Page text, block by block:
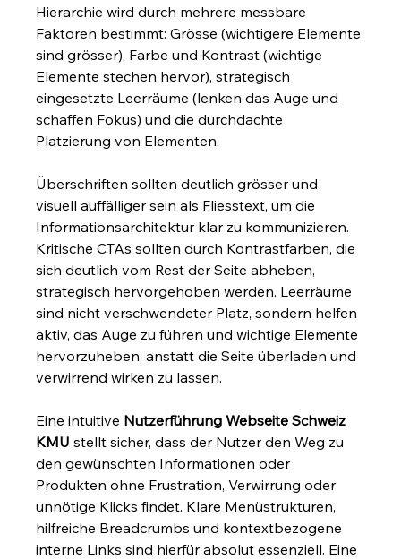
Hierarchie wird durch mehrere messbare
Faktoren bestimmt: Grösse (wichtigere Elemente
sind grösser), Farbe und Kontrast (wichtige
Elemente stechen hervor), strategisch
eingesetzte Leerräume (lenken das Auge und
schaffen Fokus) und die durchdachte
Platzierung von Elementen.
Überschriften sollten deutlich grösser und
visuell auffälliger sein als Fliesstext, um die
Informationsarchitektur klar zu kommunizieren.
Kritische CTAs sollten durch Kontrastfarben, die
sich deutlich vom Rest der Seite abheben,
strategisch hervorgehoben werden. Leerräume
sind nicht verschwendeter Platz, sondern helfen
aktiv, das Auge zu führen und wichtige Elemente
hervorzuheben, anstatt die Seite überladen und
verwirrend wirken zu lassen.
Eine intuitive Nutzerführung Webseite Schweiz
KMU stellt sicher, dass der Nutzer den Weg zu
den gewünschten Informationen oder
Produkten ohne Frustration, Verwirrung oder
unnötige Klicks findet. Klare Menüstrukturen,
hilfreiche Breadcrumbs und kontextbezogene
interne Links sind hierfür absolut essenziell. Eine